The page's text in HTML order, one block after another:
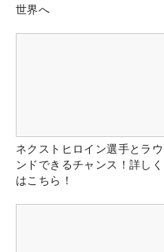
世界へ
ネクストヒロイン選手とラウ
ンドできるチャンス！詳しく
はこちら！